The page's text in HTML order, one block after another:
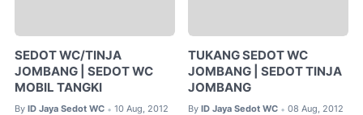
SEDOT WC/TINJA
JOMBANG | SEDOT WC
MOBIL TANGKI
By ID Jaya Sedot WC • 10 Aug, 2012
TUKANG SEDOT WC
JOMBANG | SEDOT TINJA
JOMBANG
By ID Jaya Sedot WC • 08 Aug, 2012